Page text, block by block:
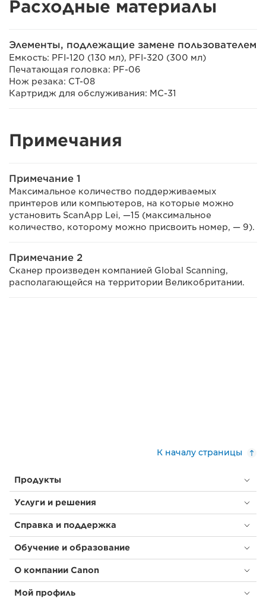
Расходные материалы
Элементы, подлежащие замене пользователем
Емкость: PFI-120 (130 мл), PFI-320 (300 мл)
Печатающая головка: PF-06
Нож резака: CT-08
Картридж для обслуживания: MC-31
Примечания
Примечание 1
Максимальное количество поддерживаемых
принтеров или компьютеров, на которые можно
установить ScanApp Lei, —15 (максимальное
количество, которому можно присвоить номер, — 9).
Примечание 2
Сканер произведен компанией Global Scanning,
располагающейся на территории Великобритании.
К началу страницы
Продукты
Услуги и решения
Справка и поддержка
Обучение и образование
О компании Canon
Мой профиль